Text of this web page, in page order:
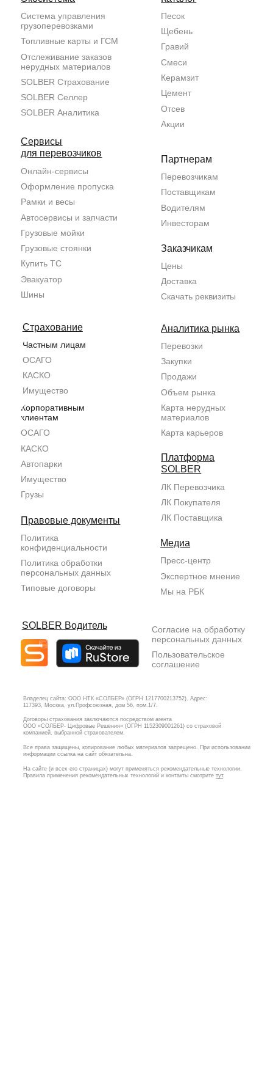
Договоры страхования заключаются посредством агента
ООО «СОЛБЕР- Цифровые Решения» (ОГРН 1152309001261) со страховой
компанией, выбранной страхователем.
Владелец сайта: ООО НТК «СОЛБЕР» (ОГРН 1217700213752). Адрес:
117393, Москва, ул.Профсоюзная, дом 56, пом.1/7.
На сайте (и всех его страницах) могут применяться рекомендательные технологии.
Правила применения рекомендательных технологий и контакты смотрите
Все права защищены, копирование любых материалов запрещено. При использовании
информации ссылка на сайт обязательна.
Пользовательское